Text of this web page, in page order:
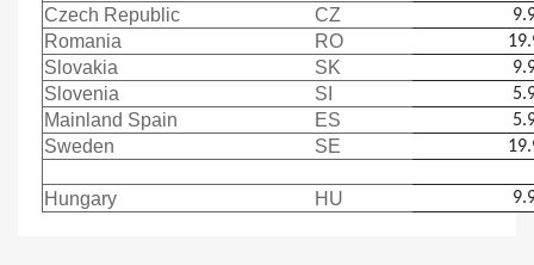
Czech Republic CZ
Romania RO
Slovakia SK
Slovenia SI
Mainland Spain ES
Sweden SE
Hungary HU